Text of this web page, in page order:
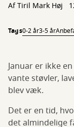
AfTiril Mark Høj
Tags0-2 år3-5 år
Januar er ikke
vante støvler,
blev væk.
Det er en tid,
det almindelige